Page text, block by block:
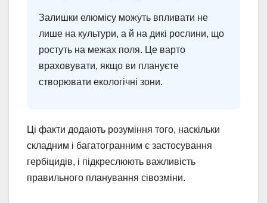
Залишки елюмісу можуть впливати не
лише на культури, а й на дикі рослини, що
ростуть на межах поля. Це варто
враховувати, якщо ви плануєте
створювати екологічні зони.
Ці факти додають розуміння того, наскільки
складним і багатогранним є застосування
гербіцидів, і підкреслюють важливість
правильного планування сівозміни.